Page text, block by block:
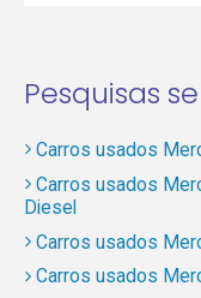
Pesquisas
Carros usados
Carros usados
Diesel
Carros usados
Carros usados